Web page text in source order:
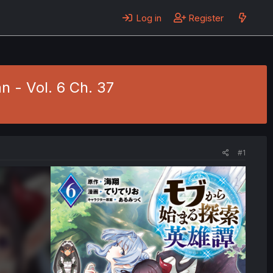
Log in Register
- Vol. 6 Ch. 37
#1